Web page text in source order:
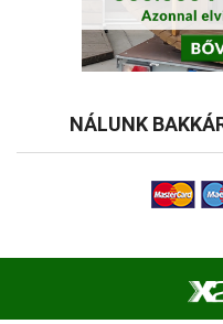
NÁLUNK